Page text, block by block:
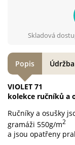
Skladová
VIOLET 71
kolekce ručníků a
Ručníky a osušky
gramáži 550g/m2
a jsou opatřeny
Popis Údržba